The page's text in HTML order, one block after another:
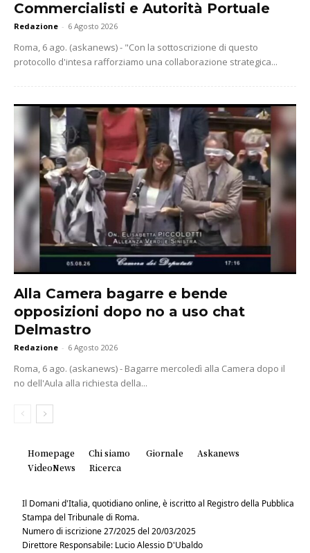
Commercialisti e Autorità Portuale
Redazione - 6 Agosto 2026
Roma, 6 ago. (askanews) - "Con la sottoscrizione di questo
protocollo d'intesa rafforziamo una collaborazione strategica...
Alla Camera bagarre e bende
opposizioni dopo no a uso chat
Delmastro
Redazione - 6 Agosto 2026
Roma, 6 ago. (askanews) - Bagarre mercoledì alla Camera dopo il
no dell'Aula alla richiesta della...
Homepage Chi siamo Giornale
Askanews
VideoNews
Ricerca
Il Domani d'Italia, quotidiano online, è iscritto al Registro della Pubblica
Stampa del Tribunale di Roma.
Numero di iscrizione 27/2025 del 20/03/2025
Direttore Responsabile: Lucio Alessio D'Ubaldo